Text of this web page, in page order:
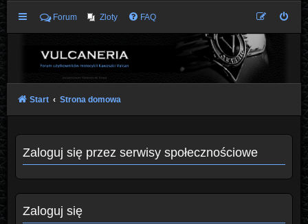
Forum Zloty FAQ
Start Strona domowa
Zaloguj się przez serwisy społecznościowe
Zaloguj się